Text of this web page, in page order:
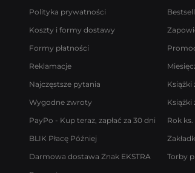
Polityka prywatności
Koszty i formy dostawy
Formy płatności
Reklamacje
Najczęstsze pytania
Wygodne zwroty
PayPo - Kup teraz, zapłać za 30 dni
BLIK Płacę Później
Darmowa dostawa Znak EKSTRA
Rok
Torby